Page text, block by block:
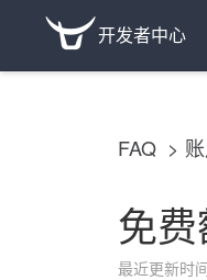
开发者中心
FAQ
免
最近更新时